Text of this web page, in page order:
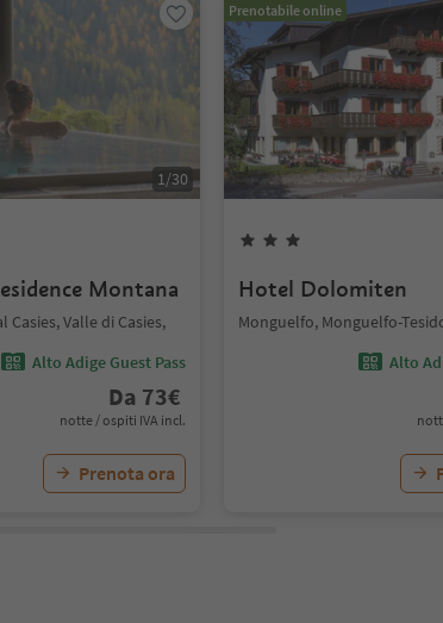
1/30
Montana
Casies, Valle di Casies,
Alto Adige Guest Pass
Da 73€
notte / ospiti IVA incl.
Prenota ora
Prenotabile online
Hotel Dolomiten
Monguelfo, Monguelfo-
Alto